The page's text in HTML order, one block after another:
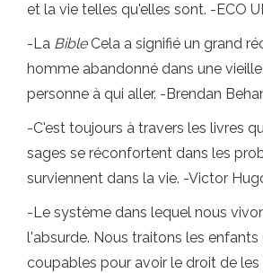
et la vie telles qu'elles sont. -ECO
-La BibleCela a signifié un grand
homme abandonné dans une
personne à qui aller. -Brendan
-C'est toujours à travers les livres
sages se réconfortent dans les
surviennent dans la vie. -Victor
-Le système dans lequel nous
l'absurde. Nous traitons les
coupables pour avoir le droit de les